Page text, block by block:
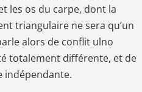
les os du carpe, dont la
triangulaire ne sera qu’un
alors de conflit ulno
totalement différente, et de
indépendante.